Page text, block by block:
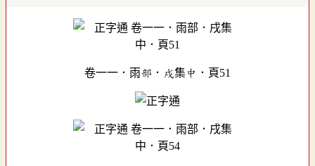
卷一一．雨部．戌集中．頁51